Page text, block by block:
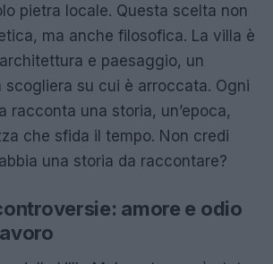
pietra locale. Questa scelta non
ma anche filosofica. La villa è
e paesaggio, un
scogliera su cui è arroccata. Ogni
racconta una storia, un’epoca,
che sfida il tempo. Non credi
una storia da raccontare?
amore e odio